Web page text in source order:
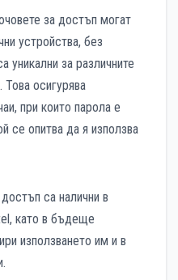
за достъп могат
устройства, без
уникални за различните
осигурява
при които парола е
се опитва да я използва
са налични в
като в бъдеще
използването им и в